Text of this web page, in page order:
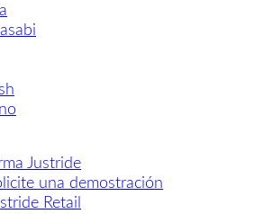
Justride
una demostración
Retail